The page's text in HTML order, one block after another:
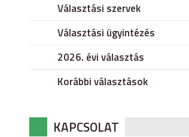
Választási szervek
Választási ügyintézés
2026. évi választás
Korábbi választások
KAPCSOLAT